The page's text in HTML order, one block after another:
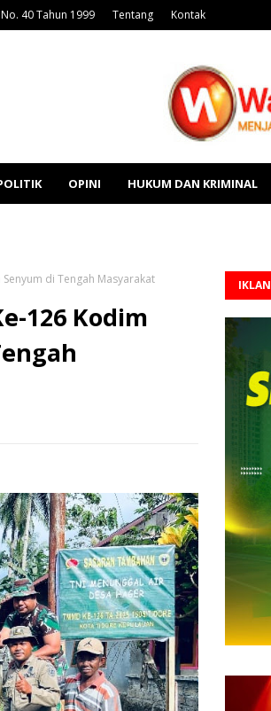
40 Tahun 1999 Tentang Kontak
OPINI HUKUM DAN KRIMINAL
di Tengah Masyarakat
126 Kodim
IKLAN